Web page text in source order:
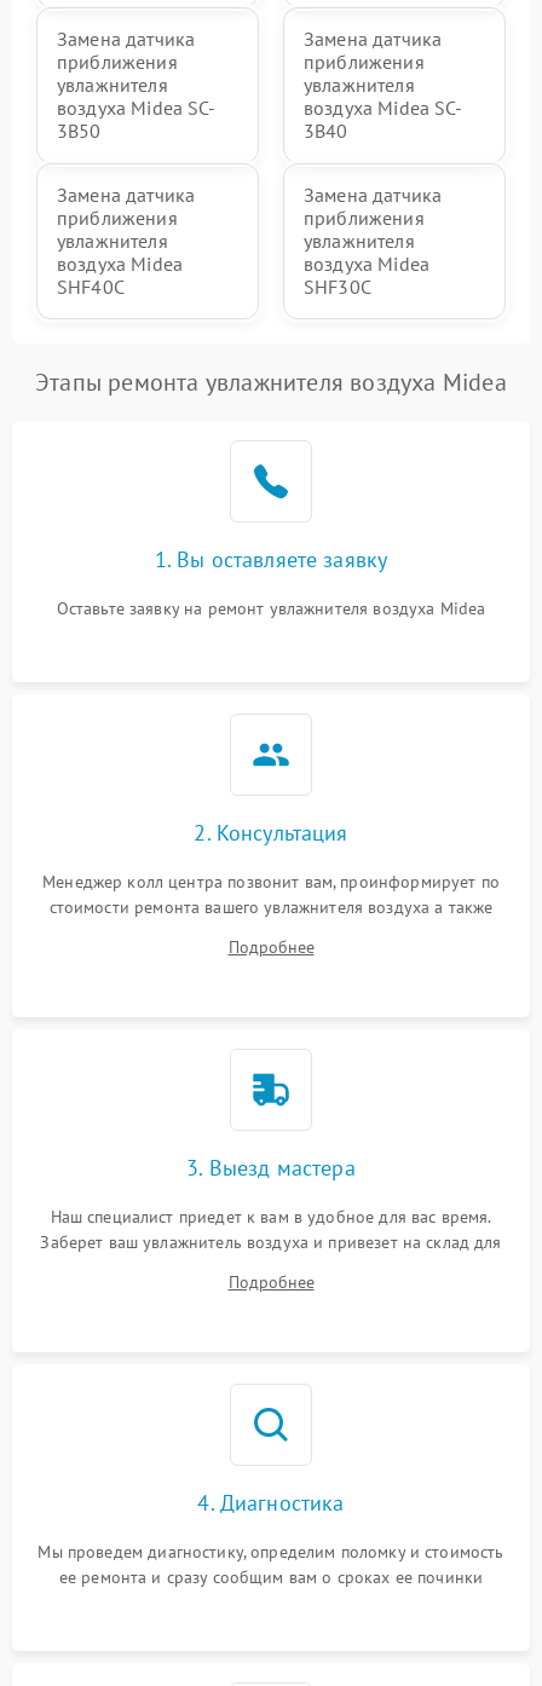
Замена датчика
приближения
увлажнителя
воздуха Midea SC-
3B50
Замена датчика
приближения
увлажнителя
воздуха Midea SC-
3B40
Замена датчика
приближения
увлажнителя
воздуха Midea
SHF40C
Замена датчика
приближения
увлажнителя
воздуха Midea
SHF30C
Этапы ремонта увлажнителя воздуха Midea
1. Вы оставляете заявку
Оставьте заявку на ремонт увлажнителя воздуха Midea
2. Консультация
Менеджер колл центра позвонит вам, проинформирует по
стоимости ремонта вашего увлажнителя воздуха а также
Подробнее
3. Выезд мастера
Наш специалист приедет к вам в удобное для вас время.
Заберет ваш увлажнитель воздуха и привезет на склад для
Подробнее
4. Диагностика
Мы проведем диагностику, определим поломку и стоимость
ее ремонта и сразу сообщим вам о сроках ее починки